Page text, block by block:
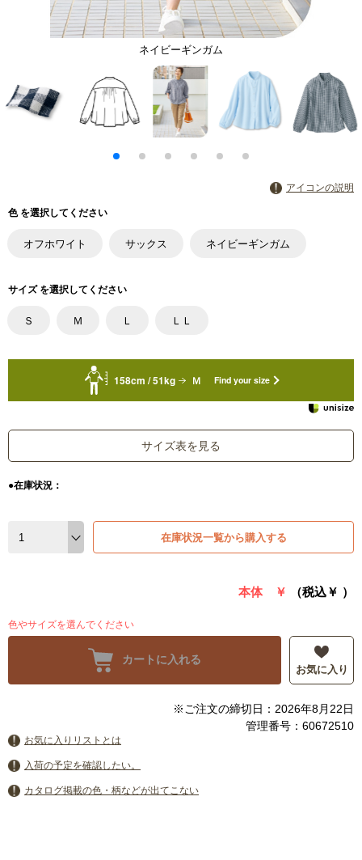
ネイビーギンガム
アイコンの説明
色 を選択してください
オフホワイト サックス ネイビーギンガム
サイズ を選択してください
Ｓ Ｍ Ｌ ＬＬ
158cm / 51kg Ｍ Find your size
サイズ表を見る
●在庫状況：
在庫状況一覧から購入する
本体 ￥ （税込￥ ）
色やサイズを選んでください
カートに入れる
お気に入り
※ご注文の締切日：2026年8月22日
管理番号：60672510
お気に入りリストとは
入荷の予定を確認したい。
カタログ掲載の色・柄などが出てこない